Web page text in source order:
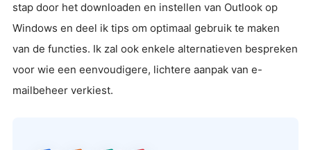
stap door het downloaden en instellen van Outlook op
Windows en deel ik tips om optimaal gebruik te maken
van de functies. Ik zal ook enkele alternatieven bespreken
voor wie een eenvoudigere, lichtere aanpak van e-
mailbeheer verkiest.